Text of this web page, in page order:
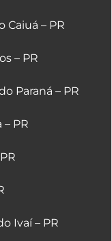
Caiuá – PR
– PR
Paraná – PR
PR
Ivaí – PR